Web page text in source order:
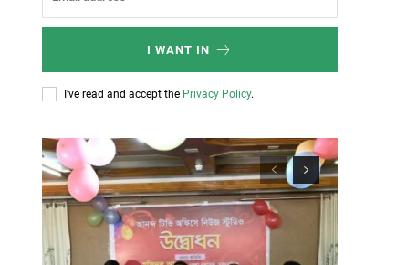
I WANT IN
I've read and accept the Privacy Policy.